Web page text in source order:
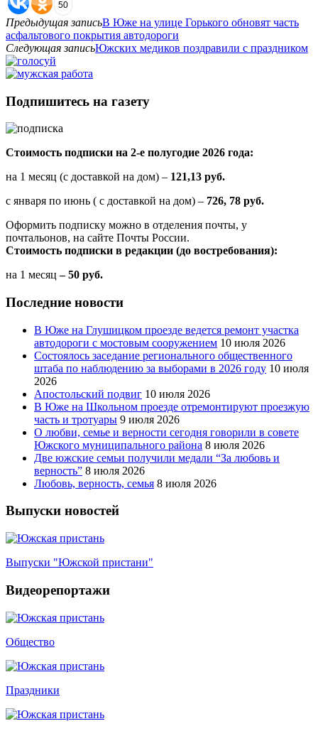
50
Предыдущая записьВ Юже на улице Горького обновят часть
асфальтового покрытия автодороги
Следующая записьЮжских медиков поздравили с праздником
Подпишитесь на газету
Стоимость подписки на 2-е полугодие 2026 года:
на 1 месяц (с доставкой на дом) – 121,13 руб.
с января по июнь ( с доставкой на дом) – 726, 78 руб.
Оформить подписку можно в отделения почты, у
почтальонов, на сайте Почты России.
Стоимость подписки в редакции (до востребования):
на 1 месяц – 50 руб.
Последние новости
В Юже на Глушицком проезде ведется ремонт участка
автодороги с мостовым сооружением 10 июля 2026
Состоялось заседание регионального общественного
штаба по наблюдению за выборами в 2026 году 10 июля
2026
Апостольский подвиг 10 июля 2026
В Юже на Школьном проезде отремонтируют проезжую
часть и тротуары 9 июля 2026
О любви, семье и верности сегодня говорили в совете
Южского муниципального района 8 июля 2026
Две южские семьи получили медали “За любовь и
верность” 8 июля 2026
Любовь, верность, семья 8 июля 2026
Выпуски новостей
Выпуски "Южской пристани"
Видеорепортажи
Общество
Праздники